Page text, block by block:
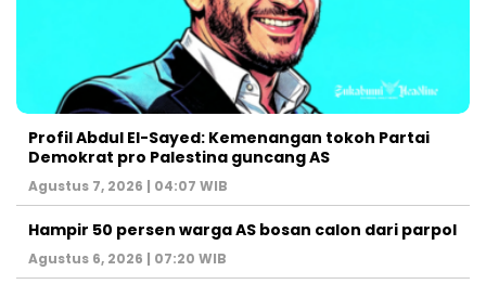
Profil Abdul El-Sayed: Kemenangan tokoh Partai
Demokrat pro Palestina guncang AS
Agustus 7, 2026 | 04:07 WIB
Hampir 50 persen warga AS bosan calon dari parpol
Agustus 6, 2026 | 07:20 WIB